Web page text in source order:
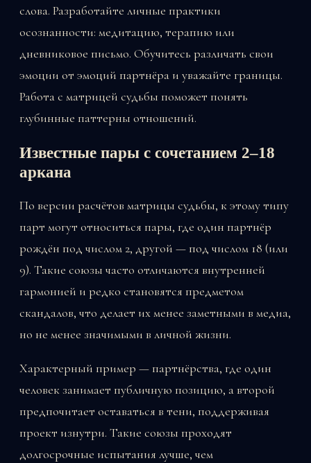
слова. Разработайте личные практики
осознанности: медитацию, терапию или
дневниковое письмо. Обучитесь различать свои
эмоции от эмоций партнёра и уважайте границы.
Работа с матрицей судьбы поможет понять
глубинные паттерны отношений.
Известные пары с сочетанием 2–18
аркана
По версии расчётов матрицы судьбы, к этому типу
парт могут относиться пары, где один партнёр
рождён под числом 2, другой — под числом 18 (или
9). Такие союзы часто отличаются внутренней
гармонией и редко становятся предметом
скандалов, что делает их менее заметными в медиа,
но не менее значимыми в личной жизни.
Характерный пример — партнёрства, где один
человек занимает публичную позицию, а второй
предпочитает оставаться в тени, поддерживая
проект изнутри. Такие союзы проходят
долгосрочные испытания лучше, чем